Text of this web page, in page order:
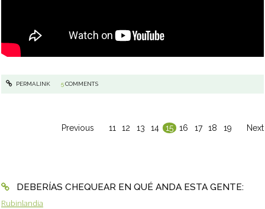
PERMALINK 5COMMENTS
Previous 11 12 13 14 15 16 17 18 19 Next
DEBERÍAS CHEQUEAR EN QUÉ ANDA ESTA GENTE:
Rubinlandia